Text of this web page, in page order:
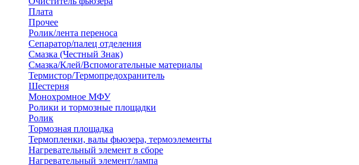
Плата
Прочее
Ролик/лента переноса
Сепаратор/палец отделения
Смазка (Честный Знак)
Смазка/Клей/Вспомогательные материалы
Термистор/Термопредохранитель
Шестерня
Монохромное МФУ
Ролики и тормозные площадки
Ролик
Тормозная площадка
Термопленки, валы фьюзера, термоэлементы
Нагревательный элемент в сборе
Нагревательный элемент/лампа